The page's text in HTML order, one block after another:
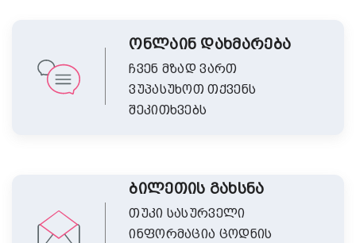
ონლაინ დახმარება
ჩვენ მზად ვართ
ვუპასუხოთ თქვენს
შეკითხვებს
ბილეთის გახსნა
თუკი სასურველი
ინფორმაცია ცოდნის